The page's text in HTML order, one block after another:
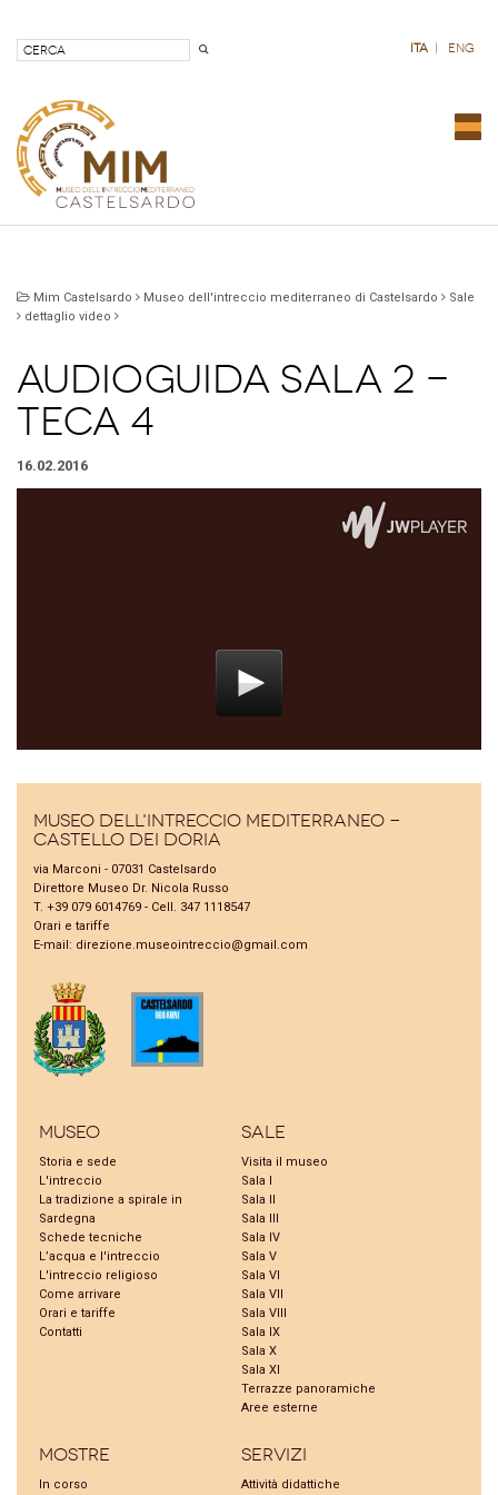
ita | eng
Mim Castelsardo Museo dell'intreccio mediterraneo di Castelsardo
Sale
dettaglio video
Audioguida Sala 2 -
Teca 4
16.02.2016
Museo dell'Intreccio Mediterraneo -
Castello dei Doria
via Marconi - 07031 Castelsardo
Direttore Museo Dr. Nicola Russo
T. +39 079 6014769 - Cell. 347 1118547
Orari e tariffe
E-mail: direzione.museointreccio@gmail.com
Museo
Storia e sede
L'intreccio
La tradizione a spirale in
Sardegna
Schede tecniche
L’acqua e l'intreccio
L'intreccio religioso
Come arrivare
Orari e tariffe
Contatti
Sale
Visita il museo
Sala I
Sala II
Sala III
Sala IV
Sala V
Sala VI
Sala VII
Sala VIII
Sala IX
Sala X
Sala XI
Terrazze panoramiche
Aree esterne
Mostre
In corso
Servizi
Attività didattiche